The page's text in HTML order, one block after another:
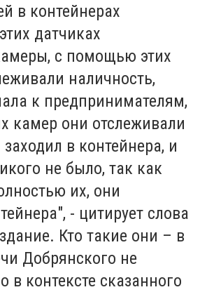
в контейнерах
датчиках
с помощью этих
наличность,
к предпринимателям,
камер они отслеживали
в контейнера, и
не было, так как
их, они
- цитирует слова
Кто такие они – в
Добрянского не
в контексте сказанного